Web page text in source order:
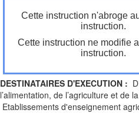
Cette instruction n'abroge
instruction.
Cette instruction ne modifie
instruction.
DESTINATAIRES D'EXECUTION :
l’alimentation, de l’agriculture et
Etablissements d'enseignement